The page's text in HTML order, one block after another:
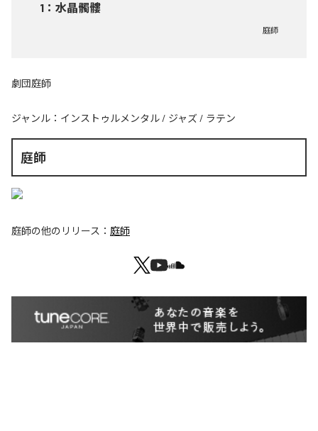
1 ： 水晶髑髏
庭師
劇団庭師
ジャンル： インストゥルメンタル / ジャズ / ラテン
庭師
庭師の他のリリース： 庭師